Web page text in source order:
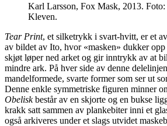
Karl Larsson, Fox Mask, 2013. Foto:
Kleven.
Tear Print, et silketrykk i svart-hvitt, er et
av bildet av Ito, hvor «masken» dukker
skjøt løper ned arket og gir inntrykk av at
mindre ark. På hver side av denne
mandelformede, svarte former som ser ut
Denne enkle symmetriske figuren minner
Obeliskbestår av en skjorte og en bukse
krakk satt sammen av plankebiter inni et
også arkiveres under et slags utvidet